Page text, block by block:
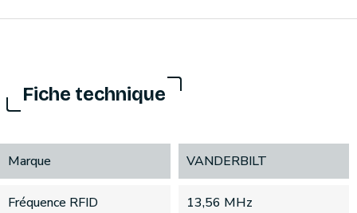
Fiche technique
Marque VANDERBILT
Fréquence RFID 13,56 MHz